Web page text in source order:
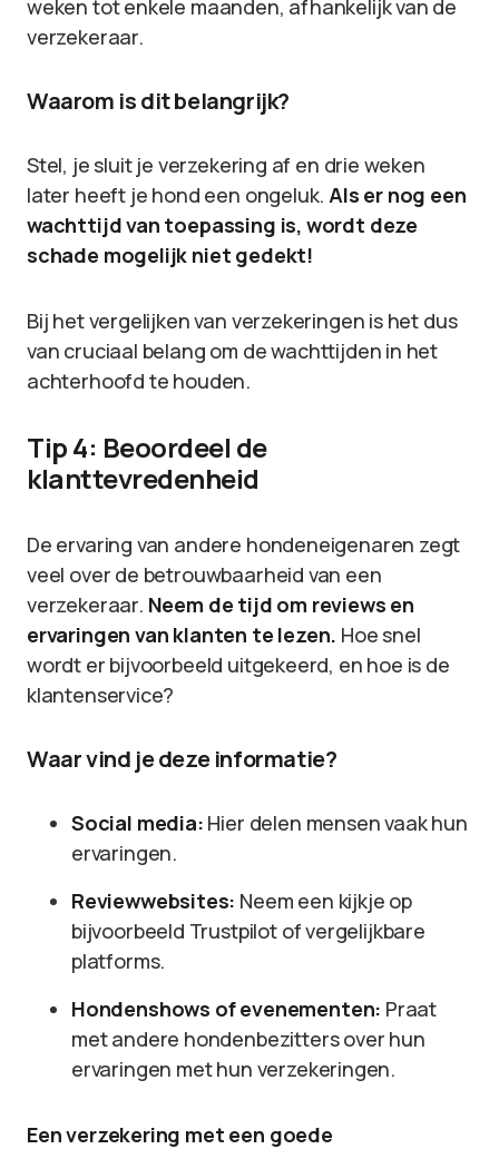
weken tot enkele maanden, afhankelijk van de
verzekeraar.
Waarom is dit belangrijk?
Stel, je sluit je verzekering af en drie weken
later heeft je hond een ongeluk.Als er nog een
wachttijd van toepassing is, wordt deze
schade mogelijk niet gedekt!
Bij het vergelijken van verzekeringen is het dus
van cruciaal belang om de wachttijden in het
achterhoofd te houden.
Tip 4: Beoordeel de
klanttevredenheid
De ervaring van andere hondeneigenaren zegt
veel over de betrouwbaarheid van een
verzekeraar. Neem de tijd om reviews en
ervaringen van klanten te lezen. Hoe snel
wordt er bijvoorbeeld uitgekeerd, en hoe is de
klantenservice?
Waar vind je deze informatie?
Social media: Hier delen mensen vaak hun
ervaringen.
Reviewwebsites: Neem een kijkje op
bijvoorbeeld Trustpilot of vergelijkbare
platforms.
Hondenshows of evenementen: Praat
met andere hondenbezitters over hun
ervaringen met hun verzekeringen.
Een verzekering met een goede